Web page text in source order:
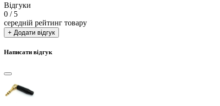
Відгуки
0 / 5
середній рейтинг товару
+ Додати відгук
Написати відгук